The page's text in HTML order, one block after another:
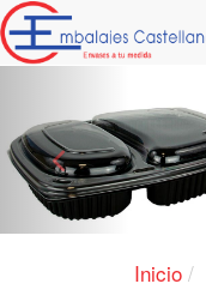
Inicio